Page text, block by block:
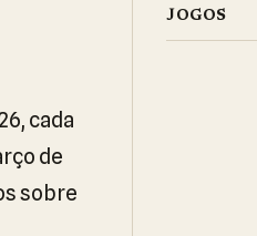
cada
de
sobre
JOGOS